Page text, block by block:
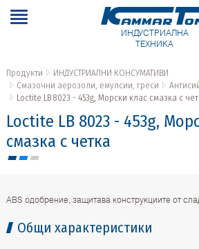
ИНДУСТРИАЛНА
ТЕХНИКА
Продукти
ИНДУСТРИАЛНИ КОНСУМАТИВИ
Смазочни аерозоли, емулсии, греси
Loctite LB 8023 - 453g, Морски клас смазка с
Loctite LB 8023 - 453g,
смазка с четка
ABS одобрение, защитава конструкциите от
Общи характеристики